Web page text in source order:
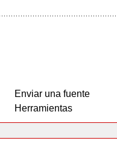
Enviar una fuente
Herramientas